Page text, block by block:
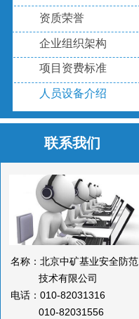
资质荣誉
企业组织架构
项目资费标准
人员设备介绍
名称：北京中矿基业安全防范
技术有限公司
电话：010-82031316
010-82031556
联系我们